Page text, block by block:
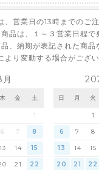
、営業日の13時までのご
商品は、１～３営業日程で
、納期が表記された商品
り変動する場合がござい
木 金 土
1
6 7 8
13 14 15
21 22
日 月 火
1
6 7 8
13 14 15
20 21 22